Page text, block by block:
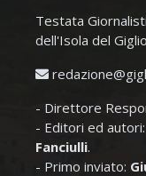
Testata
dell'Isola del
- Direttore
- Editori ed autori:
Fanciulli.
- Primo inviato: